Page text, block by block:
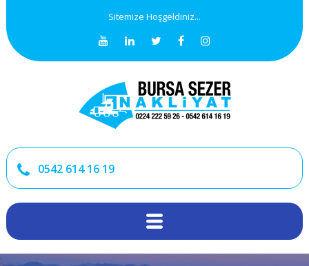
Sitemize Hoşgeldiniz...
0542 614 16 19